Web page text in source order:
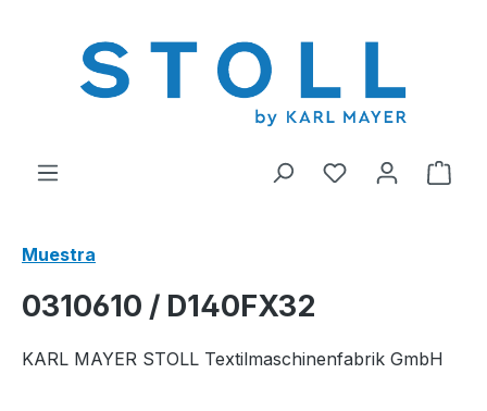
Tienes 0 El
Muestra
0310610 / D140FX32
KARL MAYER STOLL Textilmaschinenfabrik GmbH